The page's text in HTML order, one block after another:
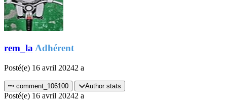
rem_la Adhérent
Posté(e) 16 avril 20242 a
comment_106100 Author stats
Posté(e) 16 avril 20242 a